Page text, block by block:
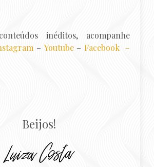
inéditos, acompanhe
– Youtube– Facebook –
Beijos!